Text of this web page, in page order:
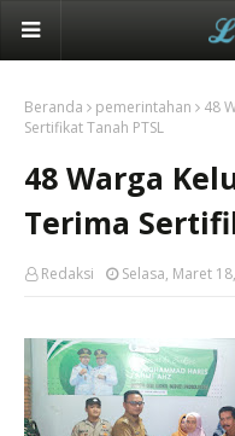
Beranda pemerintahan
48
Sertifikat Tanah PTSL
48 Warga
Terima
Redaksi Selasa, Maret